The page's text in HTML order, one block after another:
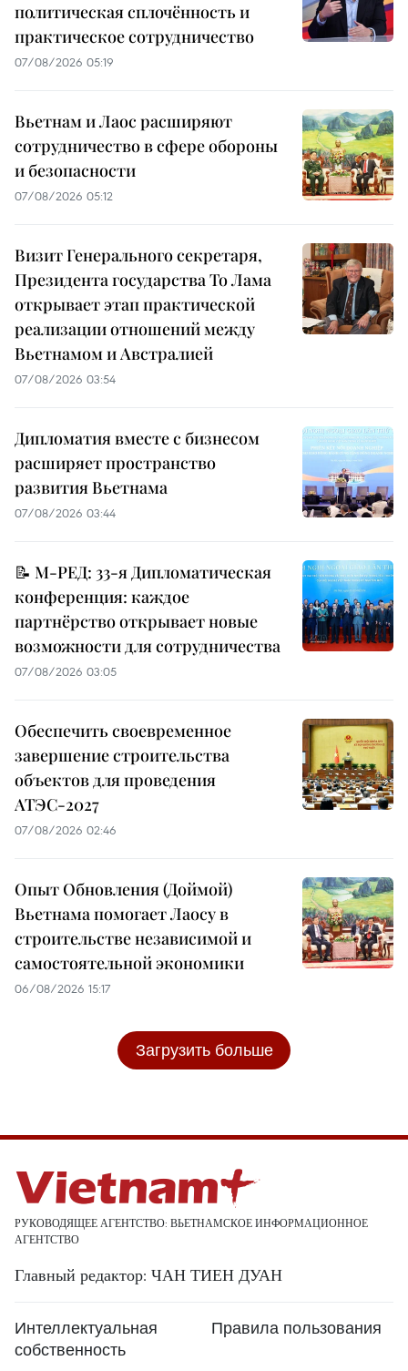
политическая сплочённость и
практическое сотрудничество
07/08/2026 05:19
Вьетнам и Лаос расширяют
сотрудничество в сфере обороны
и безопасности
07/08/2026 05:12
Визит Генерального секретаря,
Президента государства То Лама
открывает этап практической
реализации отношений между
Вьетнамом и Австралией
07/08/2026 03:54
Дипломатия вместе с бизнесом
расширяет пространство
развития Вьетнама
07/08/2026 03:44
📝 М-РЕД: 33-я Дипломатическая
конференция: каждое
партнёрство открывает новые
возможности для сотрудничества
07/08/2026 03:05
Обеспечить своевременное
завершение строительства
объектов для проведения
АТЭС-2027
07/08/2026 02:46
Опыт Обновления (Доймой)
Вьетнама помогает Лаосу в
строительстве независимой и
самостоятельной экономики
06/08/2026 15:17
Загрузить больше
РУКОВОДЯЩЕЕ АГЕНТСТВО: ВЬЕТНАМСКОЕ ИНФОРМАЦИОННОЕ
АГЕНТСТВО
Главный редактор: ЧАН ТИЕН ДУАН
Интеллектуальная
собственность
Правила пользования